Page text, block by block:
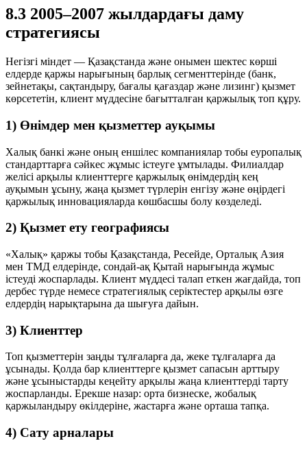
8.3 2005–2007 жылдардағы даму
стратегиясы
Негізгі міндет — Қазақстанда және онымен шектес көрші
елдерде қаржы нарығының барлық сегменттерінде (банк,
зейнетақы, сақтандыру, бағалы қағаздар және лизинг) қызмет
көрсететін, клиент мүддесіне бағытталған қаржылық топ құру.
1) Өнімдер мен қызметтер ауқымы
Халық банкі және оның еншілес компаниялар тобы еуропалық
стандарттарға сәйкес жұмыс істеуге ұмтылады. Филиалдар
желісі арқылы клиенттерге қаржылық өнімдердің кең
ауқымын ұсыну, жаңа қызмет түрлерін енгізу және өңірдегі
қаржылық инновацияларда көшбасшы болу көзделеді.
2) Қызмет ету географиясы
«Халық» қаржы тобы Қазақстанда, Ресейде, Орталық Азия
мен ТМД елдерінде, сондай-ақ Қытай нарығында жұмыс
істеуді жоспарлады. Клиент мүддесі талап еткен жағдайда, топ
дербес түрде немесе стратегиялық серіктестер арқылы өзге
елдердің нарықтарына да шығуға дайын.
3) Клиенттер
Топ қызметтерін заңды тұлғаларға да, жеке тұлғаларға да
ұсынады. Қолда бар клиенттерге қызмет сапасын арттыру
және ұсыныстарды кеңейту арқылы жаңа клиенттерді тарту
жоспарланды. Ерекше назар: орта бизнеске, жобалық
қаржыландыру өкілдеріне, жастарға және орташа тапқа.
4) Сату арналары